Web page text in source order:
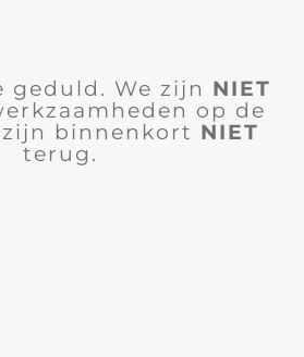
geduld. We zijn NIET
op de
binnenkort NIET
terug.